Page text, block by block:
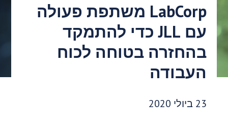
LabCorp משתפת פעולה
עם JLL כדי להתמקד
בהחזרה בטוחה לכוח
העבודה
תאריך פרסום:
23 ביולי 2020